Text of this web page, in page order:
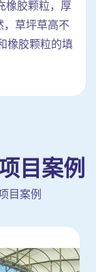
橡胶颗粒，厚
，草坪草高不
橡胶颗粒的填
目案例
目案例